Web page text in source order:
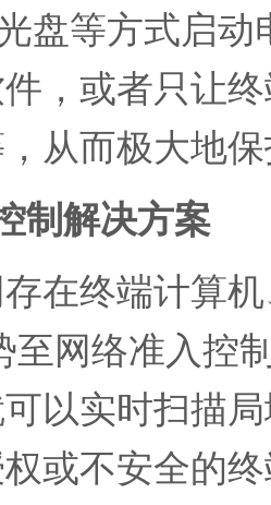
盘等方式启
，或者只让
从而极大地
制解决方案
在终端计算
至网络准入控
以实时扫描
或不安全的